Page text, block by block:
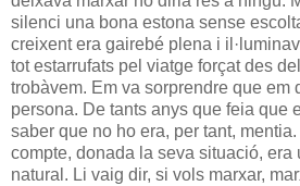
silenci una bona estona sense
creixent era gairebé plena i
tot estarrufats pel viatge forçat des
trobàvem. Em va sorprendre que em
persona. De tants anys que feia que
saber que no ho era, per tant,
compte, donada la seva situació, era
natural. Li vaig dir, si vols marxar,